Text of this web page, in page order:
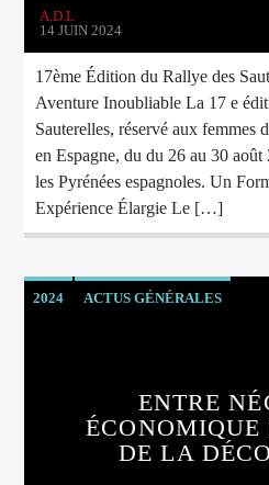
A.D.L
14 JUIN 2024
17ème Édition du Rallye des
Aventure Inoubliable La 17 e
Sauterelles, réservé aux femmes
en Espagne, du du 26 au 30
les Pyrénées espagnoles. Un
Expérience Élargie Le […]
2024 ACTUS GÉNÉRALES
ENTRE
ÉCONOMIQUE
DE LA